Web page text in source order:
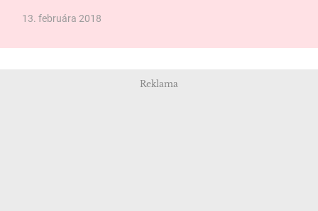
13. februára 2018
Reklama